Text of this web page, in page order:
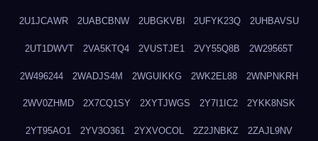
2U1JCAWR 2UABCBNW 2UBGKVBI 2UFYK23Q 2UHBAVSU
2UT1DWVT 2VA5KTQ4 2VUSTJE1 2VY55Q8B 2W29565T
2W496244 2WADJS4M 2WGUIKKG 2WK2EL88 2WNPNKRH
2WV0ZHMD 2X7CQ1SY 2XYTJWGS 2Y7I1IC2 2YKK8NSK
2YT95AO1 2YV3O361 2YXVOCOL 2Z2JNBKZ 2ZAJL9NV